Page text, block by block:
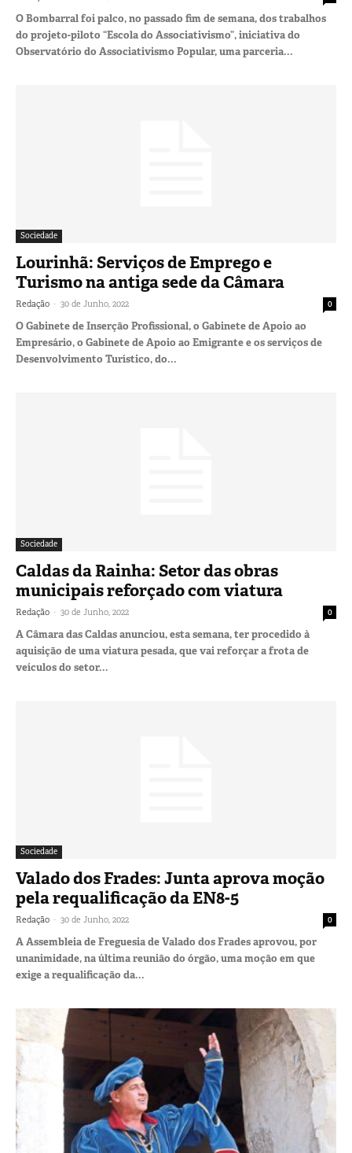
O Bombarral foi palco, no passado fim de semana, dos trabalhos
do projeto-piloto “Escola do Associativismo”, iniciativa do
Observatório do Associativismo Popular, uma parceria...
Sociedade
Lourinhã: Serviços de Emprego e
Turismo na antiga sede da Câmara
Redação - 30 de Junho, 2022 0
O Gabinete de Inserção Profissional, o Gabinete de Apoio ao
Empresário, o Gabinete de Apoio ao Emigrante e os serviços de
Desenvolvimento Turístico, do...
Sociedade
Caldas da Rainha: Setor das obras
municipais reforçado com viatura
Redação - 30 de Junho, 2022 0
A Câmara das Caldas anunciou, esta semana, ter procedido à
aquisição de uma viatura pesada, que vai reforçar a frota de
veículos do setor...
Sociedade
Valado dos Frades: Junta aprova moção
pela requalificação da EN8-5
Redação - 30 de Junho, 2022 0
A Assembleia de Freguesia de Valado dos Frades aprovou, por
unanimidade, na última reunião do órgão, uma moção em que
exige a requalificação da...